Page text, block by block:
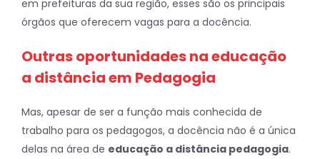
em prefeituras da sua região, esses são os principais
órgãos que oferecem vagas para a docência.
Outras oportunidades na educação
a distância em Pedagogia
Mas, apesar de ser a função mais conhecida de
trabalho para os pedagogos, a docência não é a única
delas na área de educação a distância pedagogia.